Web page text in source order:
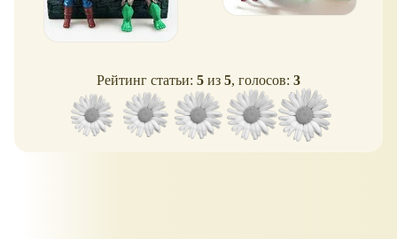
Рейтинг статьи: 5 из 5, голосов: 3